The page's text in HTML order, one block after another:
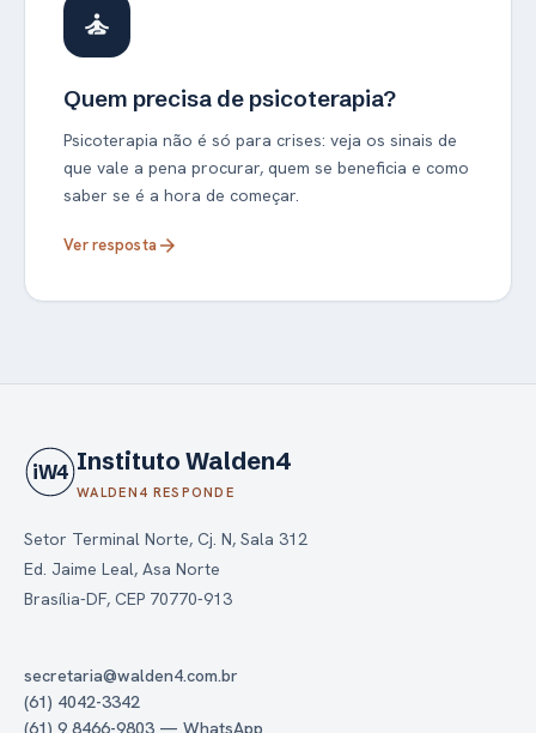
self_improvement
Quem precisa de psicoterapia?
Psicoterapia não é só para crises: veja os sinais de
que vale a pena procurar, quem se beneficia e como
saber se é a hora de começar.
Ver respostaarrow_forward
iW4 Instituto Walden4
WALDEN4 RESPONDE
Setor Terminal Norte, Cj. N, Sala 312
Ed. Jaime Leal, Asa Norte
Brasília-DF, CEP 70770-913
secretaria@walden4.com.br
(61) 4042-3342
(61) 9 8466-9803 — WhatsApp